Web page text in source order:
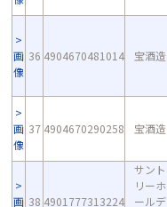
画
像
36 4904670481014 宝酒造
画
像
37 4904670290258 宝酒造
画 38 4901777313224
サント
リーホ
ールデ